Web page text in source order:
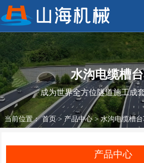
水沟电缆槽
成为世界全方位隧道施工成
当前位置：首页> 产品中心>水沟电缆槽
产品中心